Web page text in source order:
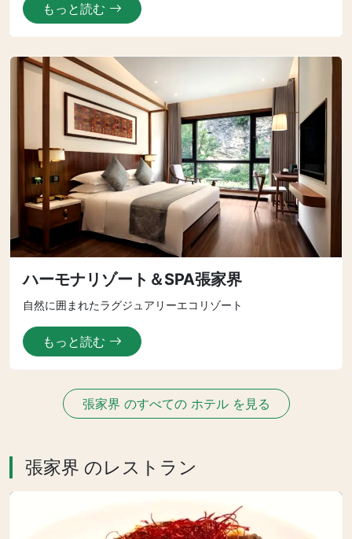
もっと読む
ハーモナリゾート＆SPA張家界
自然に囲まれたラグジュアリーエコリゾート
もっと読む
張家界 のすべての ホテル を見る
張家界 のレストラン